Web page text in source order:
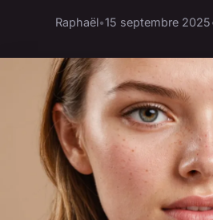
Raphaël•15 septembre 2025